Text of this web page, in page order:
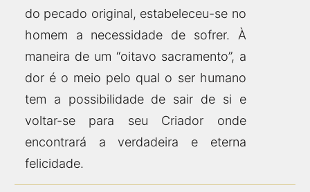
do pecado original, estabeleceu-se no
homem a necessidade de sofrer. À
maneira de um “oitavo sacramento”, a
dor é o meio pelo qual o ser humano
tem a possibilidade de sair de si e
voltar-se para seu Criador onde
encontrará a verdadeira e eterna
felicidade.